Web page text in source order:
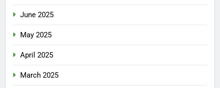
June 2025
May 2025
April 2025
March 2025